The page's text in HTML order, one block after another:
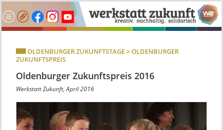
OLDENBURGER ZUKUNFTSTAGE > OLDENBURGER
ZUKUNFTSPREIS
Oldenburger Zukunftspreis 2016
Werkstatt Zukunft, April 2016